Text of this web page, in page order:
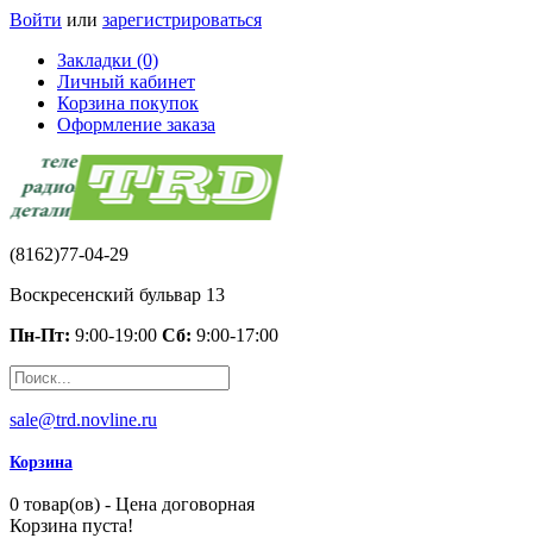
Войти или зарегистрироваться
Закладки (0)
Личный кабинет
Корзина покупок
Оформление заказа
(8162)77-04-29
Воскресенский бульвар 13
Пн-Пт: 9:00-19:00 Сб: 9:00-17:00
sale@trd.novline.ru
Корзина
0 товар(ов) - Цена договорная
Корзина пуста!